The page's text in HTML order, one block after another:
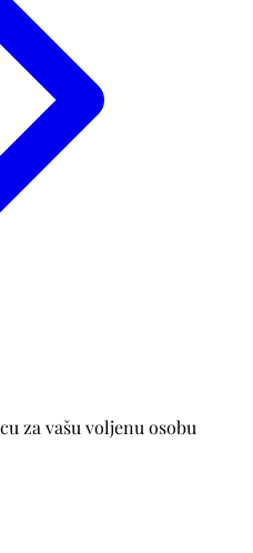
za vašu voljenu osobu